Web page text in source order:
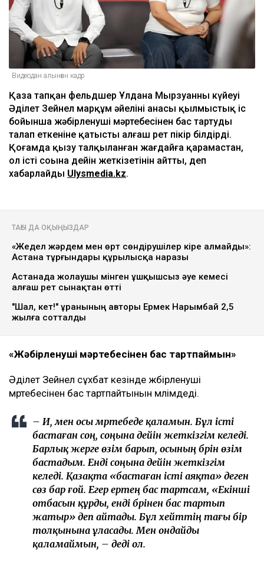
Видеодан алынған кадр
Қаза тапқан фельдшер Ұлдана Мырзуанның күйеуі
Әділет Зейнел марқұм әйелінің анасы қылмыстық іс
бойынша жәбірленуші мәртебесінен бас тартуды
талап еткеніне қатысты алғаш рет пікір білдірді.
Қоғамда қызу талқыланған жағдайға қарамастан,
ол істі соңына дейін жеткізетінін айтты, деп
хабарлайды Ulysmedia.kz.
ТАҒЫ ДА ОҚЫҢЫЗДАР
«Жедел жәрдем мен өрт сөндірушілер кіре алмайды»:
Астана тұрғындары құрылысқа наразы
Астанада жолаушы мінген ұшқышсыз әуе кемесі
алғаш рет сынақтан өтті
"Шал, кет!" ұранының авторы Ермек Нарымбай 2,5
жылға сотталды
«Жәбірленуші мәртебесінен бас тартпаймын»
Әділет Зейнел сұхбат кезінде жәбірленуші
мәртебесінен бас тартпайтынын мәлімдеді.
– Иә, мен осы мәртебеде қаламын. Бұл істі
бастаған соң, соңына дейін жеткізгім келеді.
Барлық жерге өзім барып, осының бәрін өзім
бастадым. Енді соңына дейін жеткізгім
келеді. Қазақта «бастаған істі аяқта» деген
сөз бар ғой. Егер ертең бас тартсам, «Екінші
отбасын құрды, енді бәрінен бас тартып
жатыр» деп айтады. Бұл хейттің тағы бір
толқынына ұласады. Мен ондайды
қаламаймын, – деді ол.